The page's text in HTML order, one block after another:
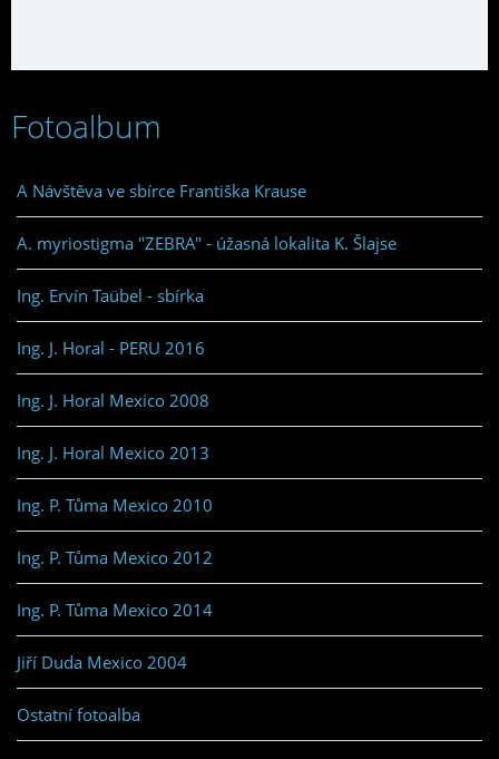
Fotoalbum
A Návštěva ve sbírce Františka Krause
A. myriostigma "ZEBRA" - úžasná lokalita K. Šlajse
Ing. Ervín Taübel - sbírka
Ing. J. Horal - PERU 2016
Ing. J. Horal Mexico 2008
Ing. J. Horal Mexico 2013
Ing. P. Tůma Mexico 2010
Ing. P. Tůma Mexico 2012
Ing. P. Tůma Mexico 2014
Jiří Duda Mexico 2004
Ostatní fotoalba